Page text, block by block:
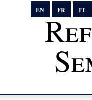
EN FR IT